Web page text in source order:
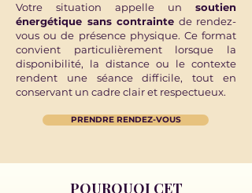
Votre situation appelle un soutien
énergétique sans contrainte de rendez-
vous ou de présence physique. Ce format
convient particulièrement lorsque la
disponibilité, la distance ou le contexte
rendent une séance difficile, tout en
conservant un cadre clair et respectueux.
PRENDRE RENDEZ-VOUS
POURQUOI CET